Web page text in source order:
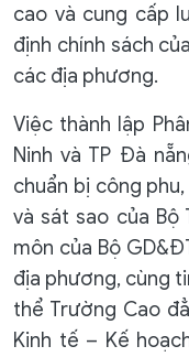
cao và cung cấp
định chính sách
các địa phương.
Việc thành lập
Ninh và TP Đà
chuẩn bị công
và sát sao của Bộ
môn của Bộ
địa phương, cùng
thể Trường Cao
Kinh tế – Kế